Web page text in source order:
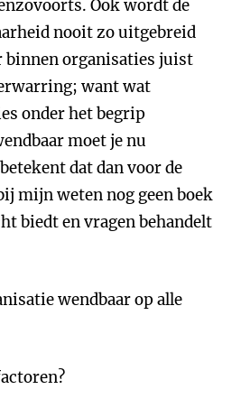
Ook wordt de
nooit zo uitgebreid
organisaties juist
want wat
onder het begrip
moet je nu
dat dan voor de
mijn weten nog geen boek
biedt en vragen behandelt
wendbaar op alle